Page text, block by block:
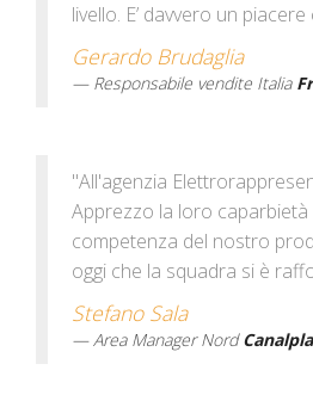
livello. E’ davvero un
Gerardo Brudaglia
Responsabile vendite Italia
"All'agenzia
Apprezzo la loro
competenza del nostro
oggi che la squadra si è
Stefano Sala
Area Manager Nord